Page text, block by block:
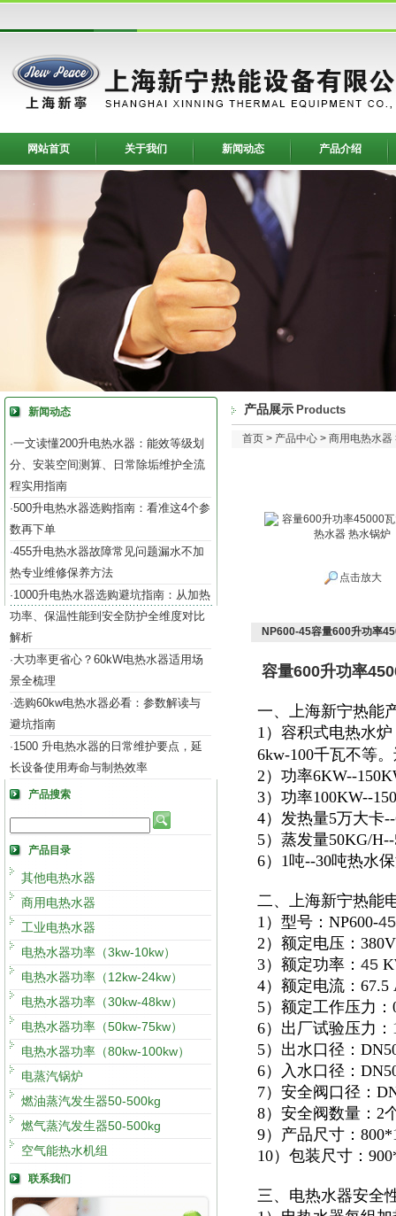
网站首页 关于我们 新闻动态 产品介绍
新闻动态
·一文读懂200升电热水器：能效等级划
分、安装空间测算、日常除垢维护全流
程实用指南
·500升电热水器选购指南：看准这4个参
数再下单
·455升电热水器故障常见问题漏水不加
热专业维修保养方法
·1000升电热水器选购避坑指南：从加热
功率、保温性能到安全防护全维度对比
解析
·大功率更省心？60kW电热水器适用场
景全梳理
·选购60kw电热水器必看：参数解读与
避坑指南
·1500 升电热水器的日常维护要点，延
长设备使用寿命与制热效率
产品搜索
产品目录
其他电热水器
商用电热水器
工业电热水器
电热水器功率（3kw-10kw）
电热水器功率（12kw-24kw）
电热水器功率（30kw-48kw）
电热水器功率（50kw-75kw）
电热水器功率（80kw-100kw）
电蒸汽锅炉
燃油蒸汽发生器50-500kg
燃气蒸汽发生器50-500kg
空气能热水机组
联系我们
产品展示 Products
首页 > 产品中心 > 商用电热水器
点击放大
NP600-45容量600升功率
容量600升功率
一、上海新宁热能
1）容积式电热水
6kw-100千瓦不等
2）功率6KW--
3）功率100KW--
4）发热量5万大卡
5）蒸发量50KG/
6）1吨--30吨热水
二、上海新宁热能
1）型号：NP600-45
2）额定电压：380V
3）额定功率： 45
4）额定电流：67.5
5）额定工作压力：
6）出厂试验压力：
5）出水口径：
6）入水口径：
7）安全阀口径：
8）安全阀数量：2
9）产品尺寸：
10）包装尺寸：
三、电热水器安全